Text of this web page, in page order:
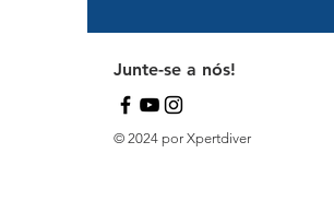
Junte-se a nós!
© 2024 por Xpertdiver